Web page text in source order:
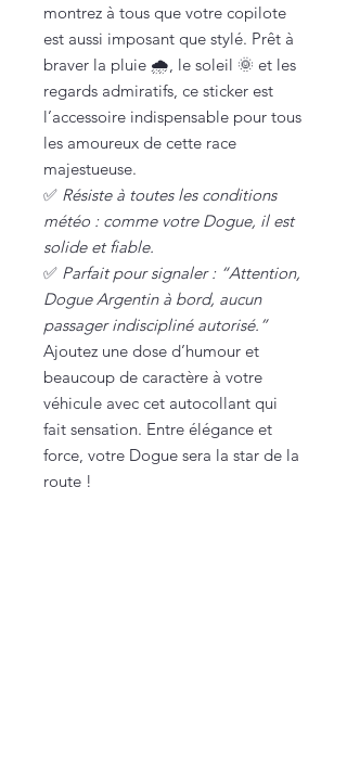
montrez à tous que votre copilote
est aussi imposant que stylé. Prêt à
braver la pluie 🌧️, le soleil 🌞 et les
regards admiratifs, ce sticker est
l’accessoire indispensable pour tous
les amoureux de cette race
majestueuse.
✅ Résiste à toutes les conditions
météo : comme votre Dogue, il est
solide et fiable.
✅ Parfait pour signaler : “Attention,
Dogue Argentin à bord, aucun
passager indiscipliné autorisé.”
Ajoutez une dose d’humour et
beaucoup de caractère à votre
véhicule avec cet autocollant qui
fait sensation. Entre élégance et
force, votre Dogue sera la star de la
route !